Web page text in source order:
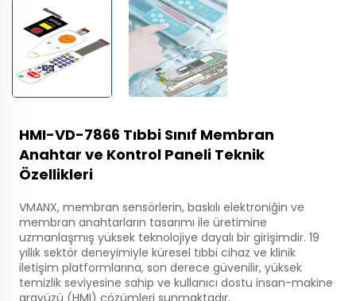
HMI-VD-7866 Tıbbi Sınıf Membran
Anahtar ve Kontrol Paneli Teknik
Özellikleri
VMANX, membran sensörlerin, baskılı elektroniğin ve
membran anahtarların tasarımı ile üretimine
uzmanlaşmış yüksek teknolojiye dayalı bir girişimdir. 19
yıllık sektör deneyimiyle küresel tıbbi cihaz ve klinik
iletişim platformlarına, son derece güvenilir, yüksek
temizlik seviyesine sahip ve kullanıcı dostu insan-makine
arayüzü (HMI) çözümleri sunmaktadır.